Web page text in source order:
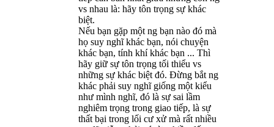
vs nhau là: hãy tôn trọng sự khác
biệt.
Nếu bạn gặp một ng bạn nào đó mà
họ suy nghĩ khác bạn, nói chuyện
khác bạn, tính khí khác bạn ... Thì
hãy giữ sự tôn trọng tối thiểu vs
những sự khác biệt đó. Đừng bắt ng
khác phải suy nghĩ giống một kiểu
như mình nghĩ, đó là sự sai lầm
nghiêm trọng trong giao tiếp, là sự
thất bại trong lối cư xử mà rất nhiều